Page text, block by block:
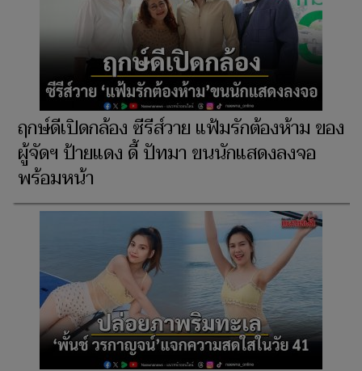
ฤกษ์ดีเปิดกล้อง ซีรีส์วาย แฟ้มรักต้องห้าม ของ
ผู้จัดฯ ป้ายแดง ดี้ ปัทมา ขนนักแสดงลงจอ
พร้อมหน้า